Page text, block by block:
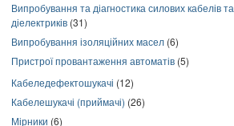
Випробування та діагностика силових кабелів та
діелектриків (31)
Випробування ізоляційних масел (6)
Пристрої провантаження автоматів (5)
Кабеледефектошукачі (12)
Кабелешукачі (приймачі) (26)
Мірники (6)